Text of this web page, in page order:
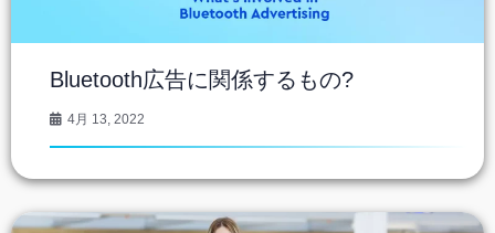
Bluetooth広告に関係するもの?
4月 13, 2022